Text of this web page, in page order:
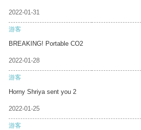
2022-01-31
游客
BREAKING! Portable CO2
2022-01-28
游客
Horny Shriya sent you 2
2022-01-25
游客